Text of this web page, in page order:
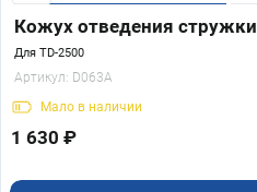
Кожух отведения стружки
Для TD-2500
Артикул: D063A
Мало в наличии
1 630 ₽